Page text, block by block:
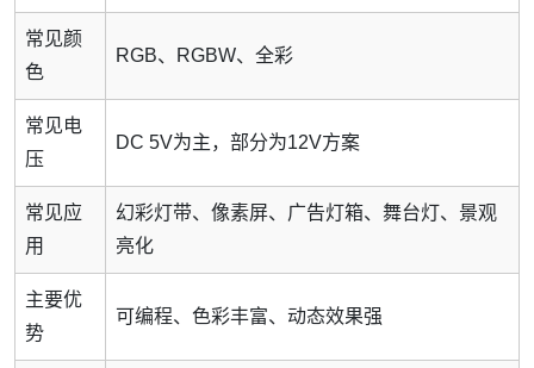
常见颜
色
RGB、RGBW、全彩
常见电
压
DC 5V为主，部分为12V方案
常见应
用
幻彩灯带、像素屏、广告灯箱、舞台灯、景观
亮化
主要优
势
可编程、色彩丰富、动态效果强